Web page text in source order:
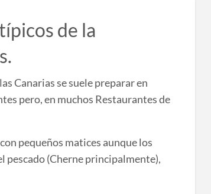
de la
Canarias se suele preparar en
pero, en muchos Restaurantes de
pequeños matices aunque los
pescado (Cherne principalmente),